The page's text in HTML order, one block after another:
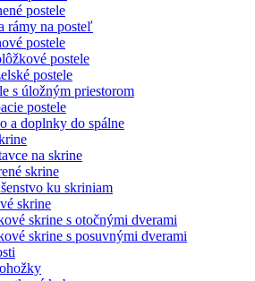
postele
rámy na posteľ
postele
postele
postele
s úložným priestorom
postele
a doplnky do spálne
na skrine
skrine
ku skriniam
skrine
skrine s otočnými dverami
skrine s posuvnými dverami